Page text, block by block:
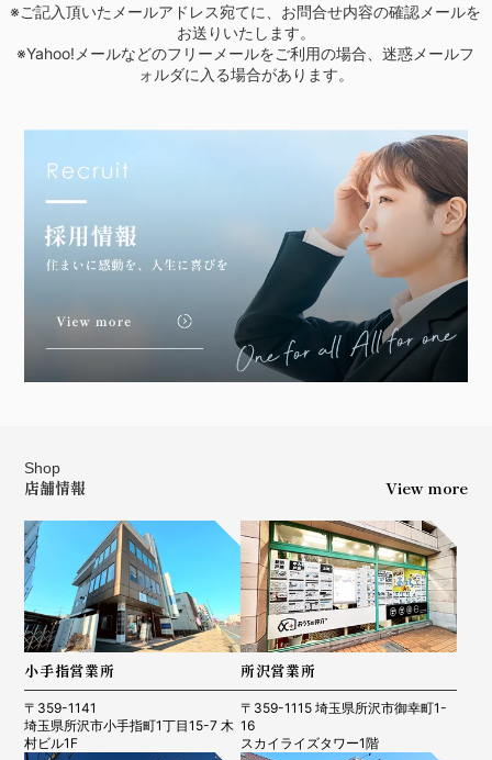
※ご記入頂いたメールアドレス宛てに、お問合せ内容の確認メールを
お送りいたします。
※Yahoo!メールなどのフリーメールをご利用の場合、迷惑メールフ
ォルダに入る場合があります。
Shop
店舗情報 View more
小手指営業所
〒359-1141
埼玉県所沢市小手指町1丁目15-7 木
村ビル1F
所沢営業所
〒359-1115 埼玉県所沢市御幸町1-
16
スカイライズタワー1階